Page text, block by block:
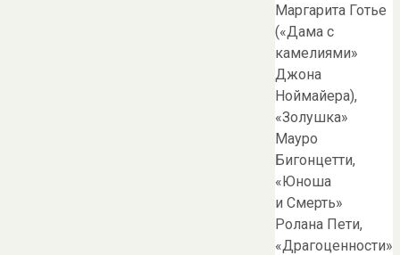
Маргарита Готье
(«Дама с
камелиями»
Джона
Ноймайера),
«Золушка»
Мауро
Бигонцетти,
«Юноша
и Смерть»
Ролана Пети,
«Драгоценности»